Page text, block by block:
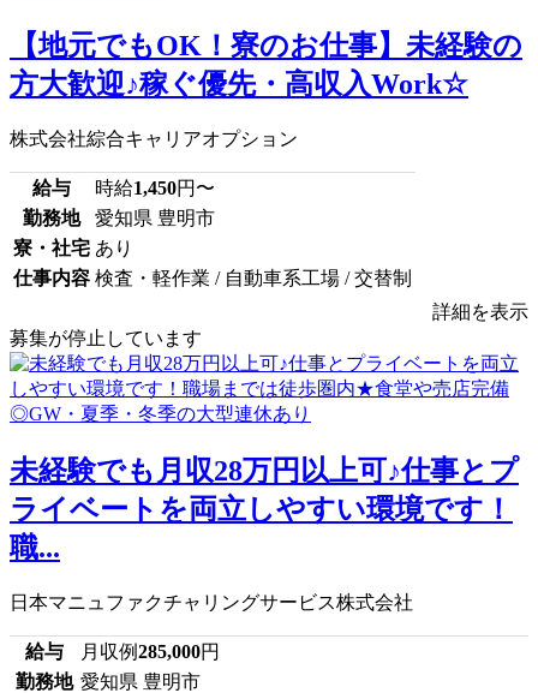
【地元でもOK！寮のお仕事】未経験の
方大歓迎♪稼ぐ優先・高収入Work☆
株式会社綜合キャリアオプション
給与 時給1,450円〜
勤務地
愛知県 豊明市
寮・社宅 あり
仕事内容 検査・軽作業 / 自動車系工場 / 交替制
詳細を表示
募集が停止しています
未経験でも月収28万円以上可♪仕事とプ
ライベートを両立しやすい環境です！
職...
日本マニュファクチャリングサービス株式会社
給与 月収例285,000円
勤務地 愛知県 豊明市